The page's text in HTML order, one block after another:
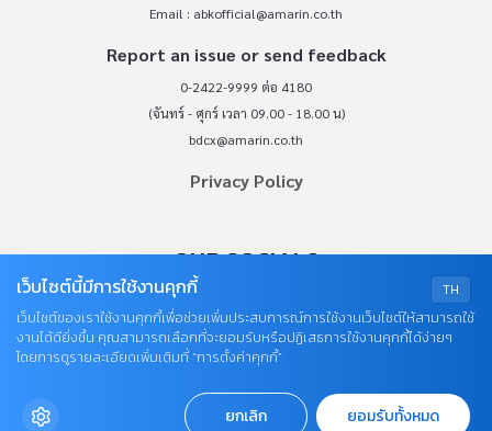
Email : abkofficial@amarin.co.th
Report an issue or send feedback
0-2422-9999 ต่อ 4180
(จันทร์ - ศุกร์ เวลา 09.00 - 18.00 น)
bdcx@amarin.co.th
Privacy Policy
OUR SOCIALS
© COPYRIGHT 2026
TH
เว็บไซต์นี้มีการใช้งานคุกกี้
เว็บไซต์ของเราใช้งานคุกกี้เพื่อช่วยเพิ่มประสบการณ์การใช้งานเว็บไซต์ให้สามารถใช้
งานได้ดียิ่งขึ้น คุณสามารถเลือกที่จะยอมรับหรือปฏิเสธการใช้งานคุกกี้ได้ง่ายๆ
โดยการดูรายละเอียดเพิ่มเติมที่ “การตั้งค่าคุกกี้”
ยกเลิก ยอมรับทั้งหมด